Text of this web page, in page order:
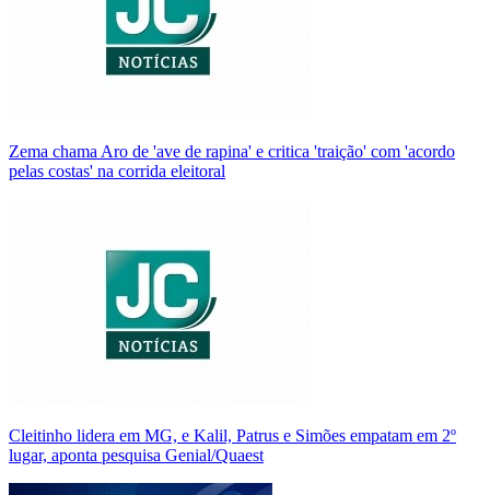
Zema chama Aro de 'ave de rapina' e critica 'traição' com 'acordo
pelas costas' na corrida eleitoral
Cleitinho lidera em MG, e Kalil, Patrus e Simões empatam em 2º
lugar, aponta pesquisa Genial/Quaest